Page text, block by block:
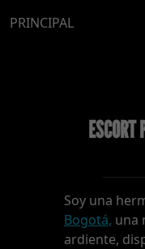
PRINCIPAL
ESCORT
Soy una
Bogotá, una
ardiente,